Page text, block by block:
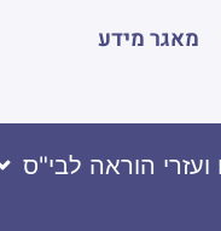
מאגר מידע
הוראה לבי"ס